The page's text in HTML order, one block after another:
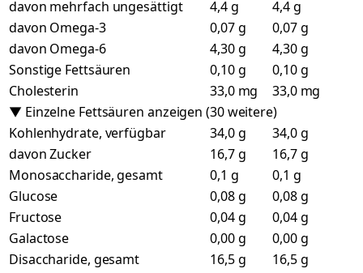
davon mehrfach ungesättigt
4,4 g
4,4 g
davon Omega-3
0,07 g
0,07 g
davon Omega-6
4,30 g
4,30 g
Sonstige Fettsäuren
0,10 g
0,10 g
Cholesterin
33,0 mg
33,0 mg
▼ Einzelne Fettsäuren anzeigen (30 weitere)
Kohlenhydrate, verfügbar
34,0 g
34,0 g
davon Zucker
16,7 g
16,7 g
Monosaccharide, gesamt
0,1 g
0,1 g
Glucose
0,08 g
0,08 g
Fructose
0,04 g
0,04 g
Galactose
0,00 g
0,00 g
Disaccharide, gesamt
16,5 g
16,5 g